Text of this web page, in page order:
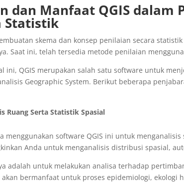
dan Manfaat QGIS dalam
Statistik
skema dan konsep penilaian secara
Saat ini, telah tersedia metode penilaian
ini, QGIS merupakan salah satu software untuk
Geographic System. Berikut beberapa
Ruang Serta Statistik Spasial
menggunakan software QGIS ini untuk
Anda untuk menganalisis distribusi spasial,
adalah untuk melakukan analisa terhadap
bermanfaat untuk proses epidemiologi, ekologi